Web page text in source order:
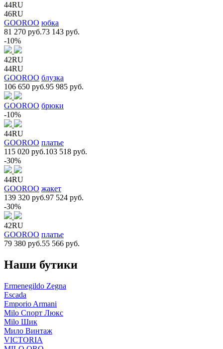
44RU
46RU
GOOROO юбка
81 270 руб.73 143 руб.
-10%
42RU
44RU
GOOROO блузка
106 650 руб.95 985 руб.
GOOROO брюки
-10%
44RU
GOOROO платье
115 020 руб.103 518 руб.
-30%
44RU
GOOROO жакет
139 320 руб.97 524 руб.
-30%
42RU
GOOROO платье
79 380 руб.55 566 руб.
Наши бутики
Ermenegildo Zegna
Escada
Emporio Armani
Milo Спорт Люкс
Milo Шик
Мило Винтаж
VICTORIA